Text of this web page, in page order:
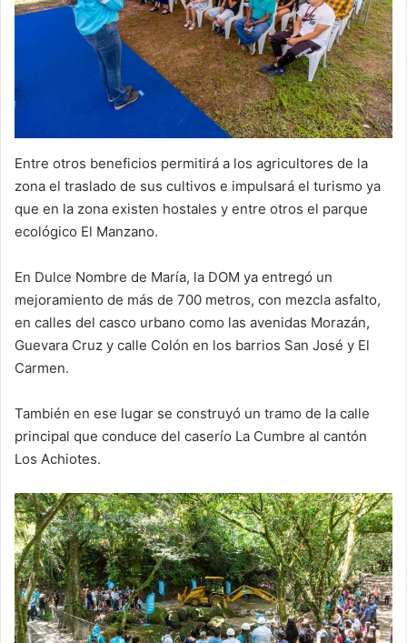
Entre otros beneficios permitirá a los agricultores de la
zona el traslado de sus cultivos e impulsará el turismo ya
que en la zona existen hostales y entre otros el parque
ecológico El Manzano.
En Dulce Nombre de María, la DOM ya entregó un
mejoramiento de más de 700 metros, con mezcla asfalto,
en calles del casco urbano como las avenidas Morazán,
Guevara Cruz y calle Colón en los barrios San José y El
Carmen.
También en ese lugar se construyó un tramo de la calle
principal que conduce del caserío La Cumbre al cantón
Los Achiotes.